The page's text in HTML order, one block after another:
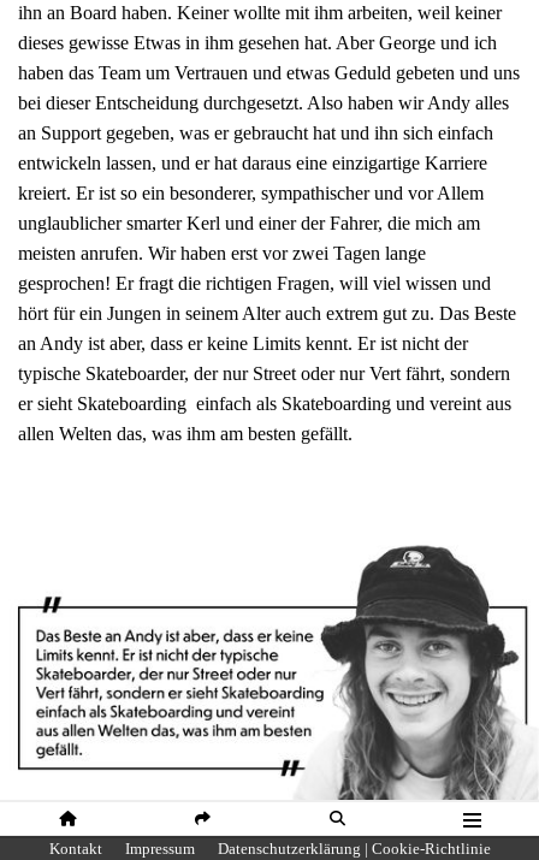
HOME SHARE SUCHE MENÜ
ihn an Board haben. Keiner wollte mit ihm arbeiten, weil keiner
dieses gewisse Etwas in ihm gesehen hat. Aber George und ich
haben das Team um Vertrauen und etwas Geduld gebeten und uns
bei dieser Entscheidung durchgesetzt. Also haben wir Andy alles
an Support gegeben, was er gebraucht hat und ihn sich einfach
entwickeln lassen, und er hat daraus eine einzigartige Karriere
kreiert. Er ist so ein besonderer, sympathischer und vor Allem
unglaublicher smarter Kerl und einer der Fahrer, die mich am
meisten anrufen. Wir haben erst vor zwei Tagen lange
gesprochen! Er fragt die richtigen Fragen, will viel wissen und
hört für ein Jungen in seinem Alter auch extrem gut zu. Das Beste
an Andy ist aber, dass er keine Limits kennt. Er ist nicht der
typische Skateboarder, der nur Street oder nur Vert fährt, sondern
er sieht Skateboarding einfach als Skateboarding und vereint aus
allen Welten das, was ihm am besten gefällt.
Kontakt Impressum Datenschutzerklärung | Cookie-Richtlinie